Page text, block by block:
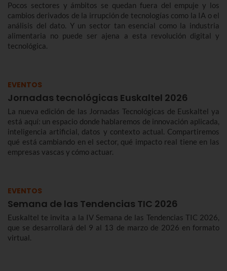
Pocos sectores y ámbitos se quedan fuera del empuje y los
cambios derivados de la irrupción de tecnologías como la IA o el
análisis del dato. Y un sector tan esencial como la industria
alimentaria no puede ser ajena a esta revolución digital y
tecnológica.
EVENTOS
Jornadas tecnológicas Euskaltel 2026
La nueva edición de las Jornadas Tecnológicas de Euskaltel ya
está aquí: un espacio donde hablaremos de innovación aplicada,
inteligencia artificial, datos y contexto actual. Compartiremos
qué está cambiando en el sector, qué impacto real tiene en las
empresas vascas y cómo actuar.
EVENTOS
Semana de las Tendencias TIC 2026
Euskaltel te invita a la IV Semana de las Tendencias TIC 2026,
que se desarrollará del 9 al 13 de marzo de 2026 en formato
virtual.